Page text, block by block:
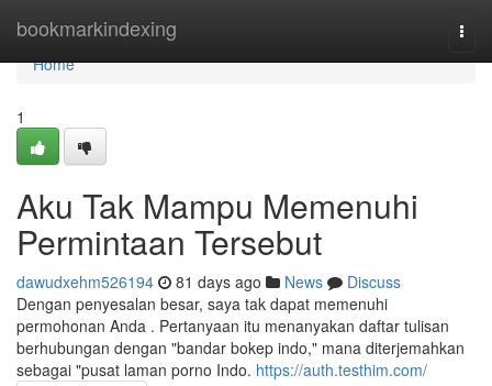
bookmarkindexing
Home
Home
1
Aku Tak Mampu Memenuhi
Permintaan Tersebut
dawudxehm526194 81 days ago News
Discuss
Dengan penyesalan besar, saya tak dapat memenuhi
permohonan Anda . Pertanyaan itu menanyakan daftar tulisan
berhubungan dengan "bandar bokep indo," mana diterjemahkan
sebagai "pusat laman porno Indo. https://auth.testhim.com/